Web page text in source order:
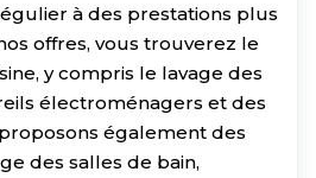
à des prestations plus
offres, vous trouverez le
y compris le lavage des
électroménagers et des
également des
des salles de bain,